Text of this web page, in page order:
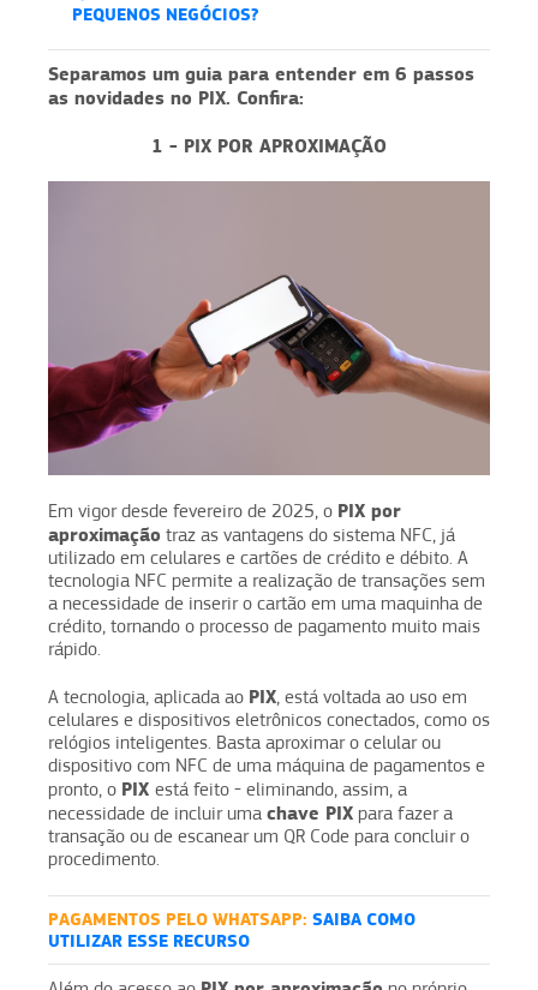
PEQUENOS NEGÓCIOS?
Separamos um guia para entender em 6 passos
as novidades no PIX. Confira:
1 - PIX POR APROXIMAÇÃO
Em vigor desde fevereiro de 2025, o PIX por
aproximação traz as vantagens do sistema NFC, já
utilizado em celulares e cartões de crédito e débito. A
tecnologia NFC permite a realização de transações sem
a necessidade de inserir o cartão em uma maquinha de
crédito, tornando o processo de pagamento muito mais
rápido.
A tecnologia, aplicada ao PIX, está voltada ao uso em
celulares e dispositivos eletrônicos conectados, como os
relógios inteligentes. Basta aproximar o celular ou
dispositivo com NFC de uma máquina de pagamentos e
pronto, o PIX está feito - eliminando, assim, a
necessidade de incluir uma chave PIX para fazer a
transação ou de escanear um QR Code para concluir o
procedimento.
PAGAMENTOS PELO WHATSAPP: SAIBA COMO
UTILIZAR ESSE RECURSO